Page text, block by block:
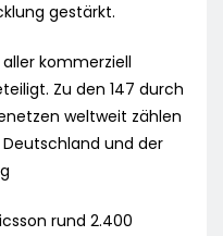
gestärkt.
kommerziell
Zu den 147 durch
weltweit zählen
und der
rund 2.400